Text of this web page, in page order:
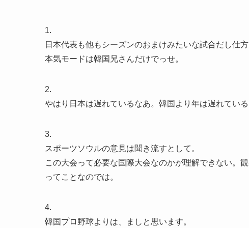
1.
日本代表も他もシーズンのおまけみたいな試合だし仕方
本気モードは韓国兄さんだけでっせ。
2.
やはり日本は遅れているなあ。韓国より年は遅れてい
3.
スポーツソウルの意見は聞き流すとして。
この大会って必要な国際大会なのかが理解できない。
ってことなのでは。
4.
韓国プロ野球よりは、ましと思います。